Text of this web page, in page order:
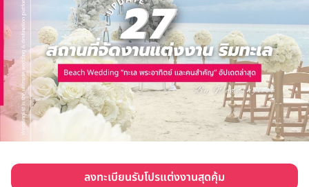
ลงทะเบียนรับโปรแต่งงานสุดคุ้ม